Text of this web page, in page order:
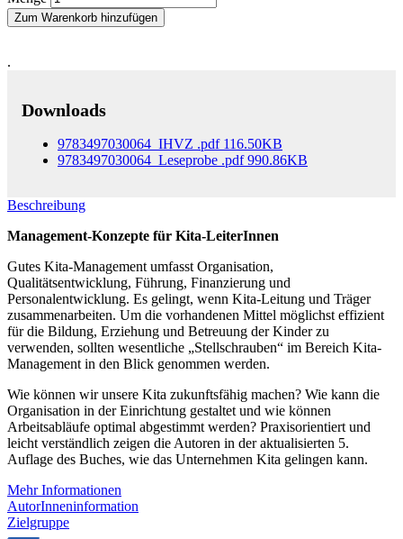
Zum Warenkorb hinzufügen
.
Downloads
9783497030064_IHVZ .pdf 116.50KB
9783497030064_Leseprobe .pdf 990.86KB
Beschreibung
Management-Konzepte für Kita-LeiterInnen
Gutes Kita-Management umfasst Organisation,
Qualitätsentwicklung, Führung, Finanzierung und
Personalentwicklung. Es gelingt, wenn Kita-Leitung und Träger
zusammenarbeiten. Um die vorhandenen Mittel möglichst effizient
für die Bildung, Erziehung und Betreuung der Kinder zu
verwenden, sollten wesentliche „Stellschrauben“ im Bereich Kita-
Management in den Blick genommen werden.
Wie können wir unsere Kita zukunftsfähig machen? Wie kann die
Organisation in der Einrichtung gestaltet und wie können
Arbeitsabläufe optimal abgestimmt werden? Praxisorientiert und
leicht verständlich zeigen die Autoren in der aktualisierten 5.
Auflage des Buches, wie das Unternehmen Kita gelingen kann.
Mehr Informationen
AutorInneninformation
Zielgruppe